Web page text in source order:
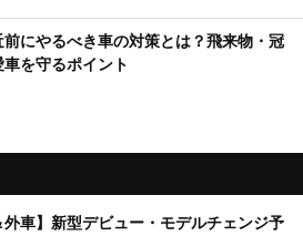
前にやるべき車の対策とは？飛来物・冠
を守るポイント
外車】新型デビュー・モデルチェンジ予